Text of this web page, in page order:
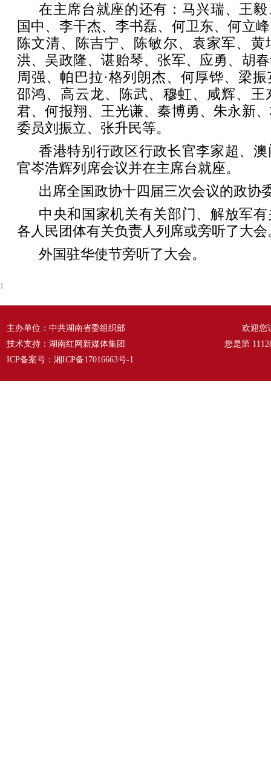
在主席台就座的还有：马兴瑞、王
国中、李干杰、李书磊、何卫东、何立
陈文清、陈吉宁、陈敏尔、袁家军、黄
洪、吴政隆、谌贻琴、张军、应勇、胡
周强、帕巴拉·格列朗杰、何厚铧、梁
邵鸿、高云龙、陈武、穆虹、咸辉、王
君、何报翔、王光谦、秦博勇、朱永新
委员刘振立、张升民等。
香港特别行政区行政长官李家超、
官岑浩辉列席会议并在主席台就座。
出席全国政协十四届三次会议的政协
中央和国家机关有关部门、解放军
各人民团体有关负责人列席或旁听了大会
外国驻华使节旁听了大会。
1
主办单位：中共湖南省委组织部
技术支持：湖南红网新媒体集团
ICP备案号： 湘ICP备17016663号-1
欢迎您
您是第